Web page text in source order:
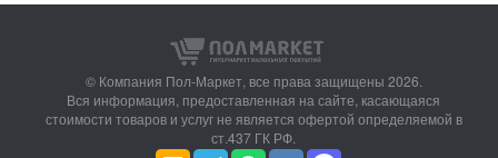
© Компания Пол-Маркет, все права защищены 2026.
Вся информация, предоставленная на сайте, касающаяся
стоимости товаров и услуг не является офертой определяемой в
ст.437 ГК РФ.